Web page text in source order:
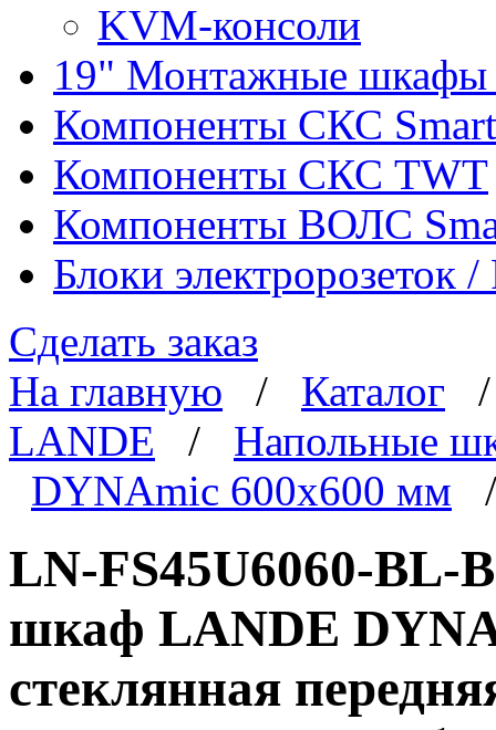
KVM-консоли
19" Монтажные шкафы
Компоненты СКС
Компоненты СКС TWT
Компоненты ВОЛС
Блоки электророзеток
Сделать заказ
На главную / Каталог
LANDE / Напольные
DYNAmic 600x600 мм
LN-FS45U6060-BL-
шкаф LANDE
стеклянная